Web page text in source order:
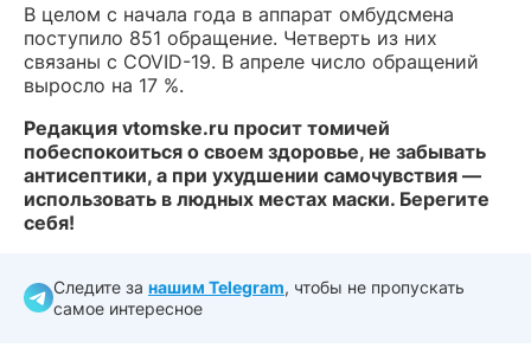
В целом с начала года в аппарат омбудсмена
поступило 851 обращение. Четверть из них
связаны с COVID-19. В апреле число обращений
выросло на 17 %.
Редакция vtomske.ru просит томичей
побеспокоиться о своем здоровье, не забывать
антисептики, а при ухудшении самочувствия —
использовать в людных местах маски. Берегите
себя!
Следите за нашим Telegram, чтобы не пропускать
самое интересное